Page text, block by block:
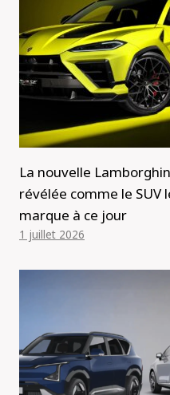
La nouvelle
révélée comme le SUV
marque à ce jour
1 juillet 2026